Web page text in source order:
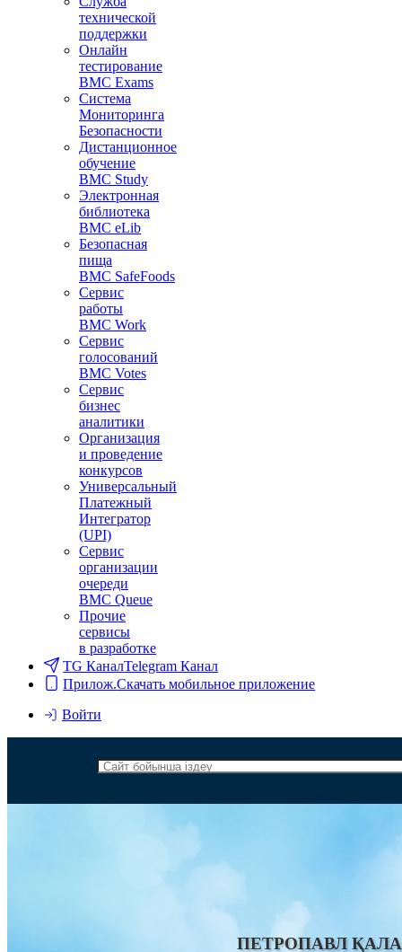
технической
поддержки
Онлайн
тестирование
BMC Exams
Система
Мониторинга
Безопасности
Дистанционное
обучение
BMC Study
Электронная
библиотека
BMC eLib
Безопасная
пища
BMC SafeFoods
Сервис
работы
BMC Work
Сервис
голосований
BMC Votes
Сервис
бизнес
аналитики
Организация
и проведение
конкурсов
Универсальный
Платежный
Интегратор
(UPI)
Сервис
организации
очереди
BMC Queue
Прочие
сервисы
в разработке
TG КаналTelegram Канал
Прилож.Скачать мобильное приложение
Войти
ПЕТРОПАВЛ